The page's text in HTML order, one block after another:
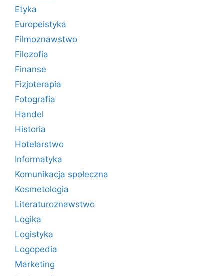
Etyka
Europeistyka
Filmoznawstwo
Filozofia
Finanse
Fizjoterapia
Fotografia
Handel
Historia
Hotelarstwo
Informatyka
Komunikacja społeczna
Kosmetologia
Literaturoznawstwo
Logika
Logistyka
Logopedia
Marketing